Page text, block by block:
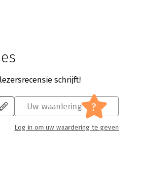
schrijft!
Uw waardering ?
Log in om uw waardering te geven